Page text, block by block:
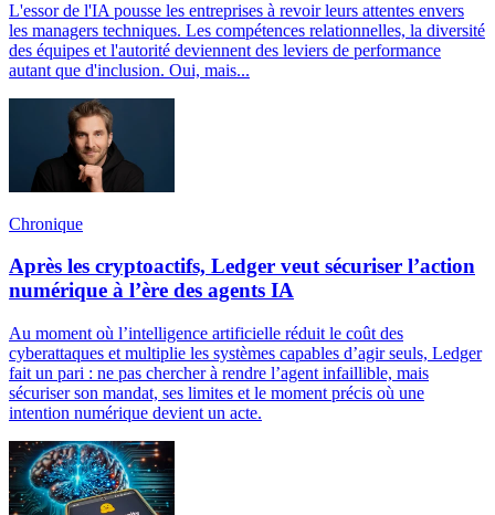
L'essor de l'IA pousse les entreprises à revoir leurs attentes envers
les managers techniques. Les compétences relationnelles, la diversité
des équipes et l'autorité deviennent des leviers de performance
autant que d'inclusion. Oui, mais...
Chronique
Après les cryptoactifs, Ledger veut sécuriser l’action
numérique à l’ère des agents IA
Au moment où l’intelligence artificielle réduit le coût des
cyberattaques et multiplie les systèmes capables d’agir seuls, Ledger
fait un pari : ne pas chercher à rendre l’agent infaillible, mais
sécuriser son mandat, ses limites et le moment précis où une
intention numérique devient un acte.